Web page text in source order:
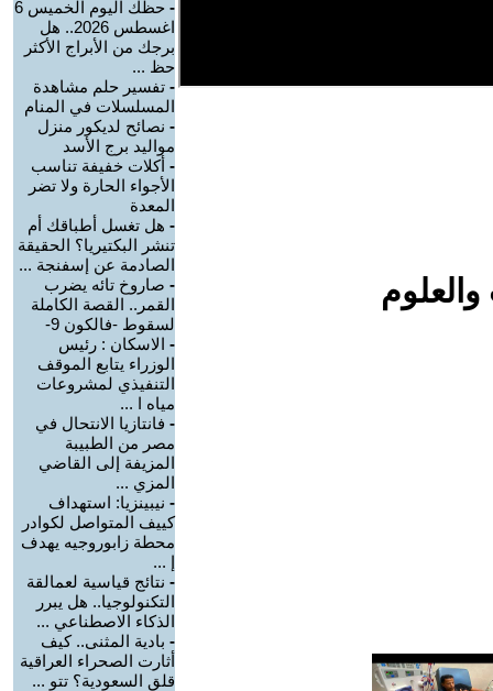
-
حظك اليوم الخميس 6
اغسطس 2026.. هل
برجك من الأبراج الأكثر
حظ ...
- تفسير حلم مشاهدة
المسلسلات في المنام
- نصائح لديكور منزل
مواليد برج الأسد‎
- أكلات خفيفة تناسب
الأجواء الحارة ولا تضر
المعدة
- هل تغسل أطباقك أم
تنشر البكتيريا؟ الحقيقة
الصادمة عن إسفنجة ...
- صاروخ تائه يضرب
القمر.. القصة الكاملة
لسقوط -فالكون 9-
- الاسكان : رئيس
الوزراء يتابع الموقف
التنفيذي لمشروعات
مياه ا ...
- فانتازيا الانتحال في
مصر من الطبيبة
المزيفة إلى القاضي
المزي ...
- نيبينزيا: استهداف
كييف المتواصل لكوادر
محطة زابوروجيه يهدف
إ ...
- نتائج قياسية لعمالقة
التكنولوجيا.. هل يبرر
الذكاء الاصطناعي ...
- بادية المثنى.. كيف
أثارت الصحراء العراقية
قلق السعودية؟ تتو ...